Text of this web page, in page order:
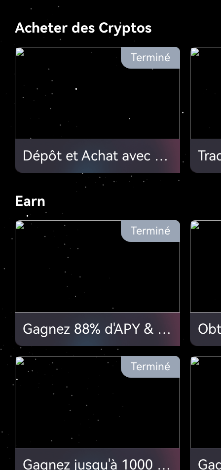
Acheter des Cryptos
Dépôt et Achat avec Carte Bancaire, 20 000 $ de Cartes à Points à Partager!
Terminé
Earn
Gagnez 88% d'APY & 88 USDT grâce à nos Tirages au Sort!
Terminé
Gagnez jusqu'à 1000 USDT grâce au Challenge Tutoriel Vidéo sur HTX Earn !
Terminé